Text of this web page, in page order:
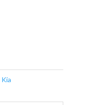
Kia